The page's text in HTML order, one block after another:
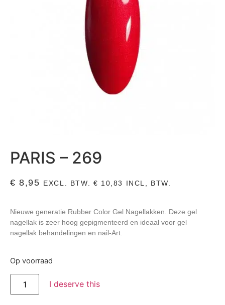
PARIS – 269
€ 8,95 EXCL. BTW. € 10,83 INCL, BTW.
Nieuwe generatie Rubber Color Gel Nagellakken. Deze gel
nagellak is zeer hoog gepigmenteerd en ideaal voor gel
nagellak behandelingen en nail-Art.
Op voorraad
I deserve this